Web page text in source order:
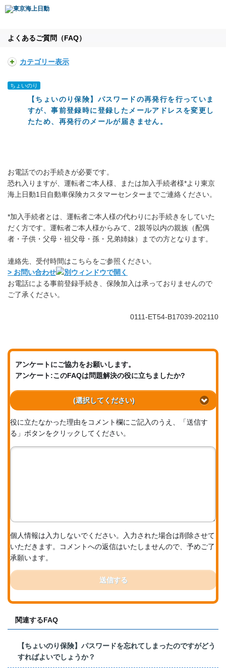
よくあるご質問（FAQ）
カテゴリー表示
ちょいのり
【ちょいのり保険】パスワードの再発行を行っていま
すが、事前登録時に登録したメールアドレスを変更し
たため、再発行のメールが届きません。
お電話でのお手続きが必要です。
恐れ入りますが、運転者ご本人様、または加入手続者様*より東京
海上日動1日自動車保険カスタマーセンターまでご連絡ください。
*加入手続者とは、運転者ご本人様の代わりにお手続きをしていた
だく方です。運転者ご本人様からみて、2親等以内の親族（配偶
者・子供・父母・祖父母・孫・兄弟姉妹）までの方となります。
連絡先、受付時間はこちらをご参照ください。
> お問い合わせ
お電話による事前登録手続き、保険加入は承っておりませんので
ご了承ください。
0111-ET54-B17039-202110
アンケートにご協力をお願いします。
アンケート:このFAQは問題解決の役に立ちましたか?
(選択してください)
役に立たなかった理由をコメント欄にご記入のうえ、「送信す
る」ボタンをクリックしてください。
個人情報は入力しないでください。入力された場合は削除させて
いただきます。コメントへの返信はいたしませんので、予めご了
承願います。
送信する
関連するFAQ
【ちょいのり保険】パスワードを忘れてしまったのですがどう
すればよいでしょうか？